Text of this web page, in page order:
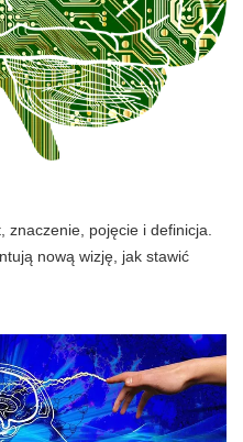
znaczenie, pojęcie i definicja.
nową wizję, jak stawić